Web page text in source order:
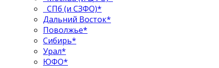
СПб (и СЗФО)*
Дальний Восток*
Поволжье*
Сибирь*
Урал*
ЮФО*